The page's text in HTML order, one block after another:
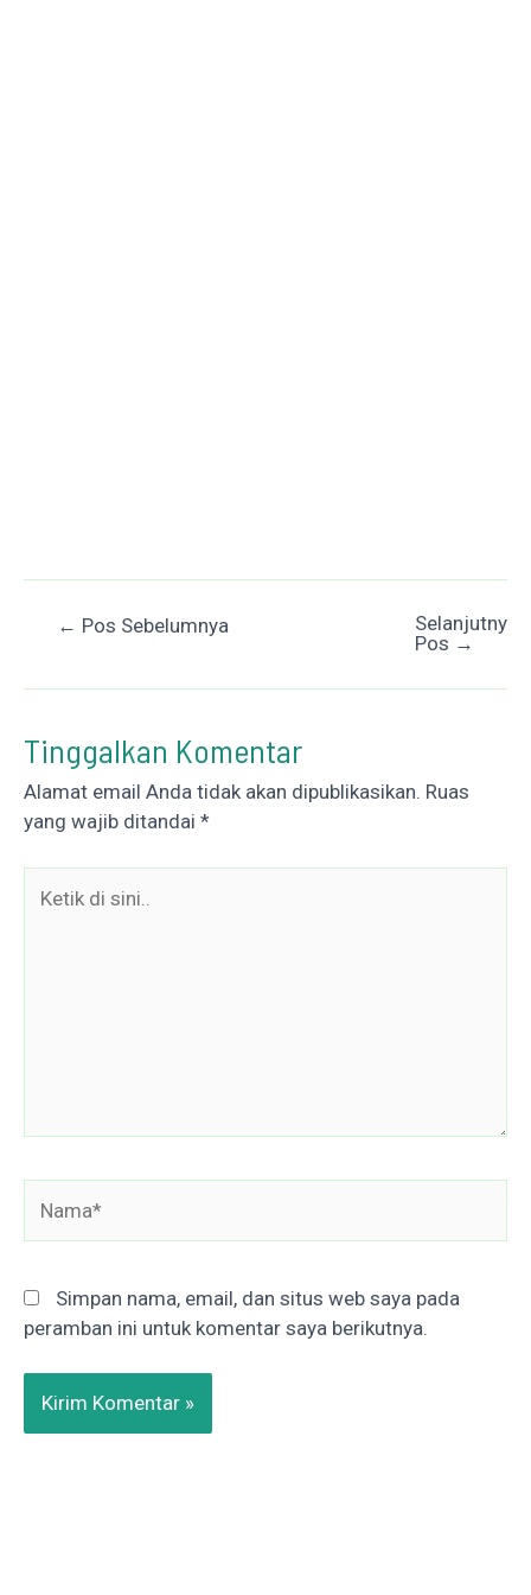
Post← Pos Sebelumnya
Selanjutnya
Pos →
Tinggalkan Komentar
Alamat email Anda tidak akan dipublikasikan. Ruas
yang wajib ditandai *
Simpan nama, email, dan situs web saya pada
peramban ini untuk komentar saya berikutnya.